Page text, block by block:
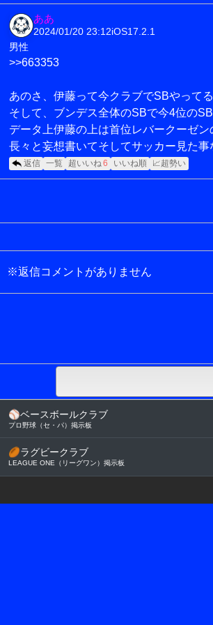
ああ
2024/01/20 23:12iOS17.2.1
男性
>>663353
あのさ、伊藤って今クラブでSBやってる
そして、ブンデス全体のSBで今4位のSB
データ上伊藤の上は首位レバークーゼ
長々と妄想書いてそしてサッカー見た事
返信 一覧 超いいね 6 いいね順 📈超勢い
※返信コメントがありません
⚾ベースボールクラブ
プロ野球（セ・パ）掲示板
🏉ラグビークラブ
LEAGUE ONE（リーグワン）掲示板